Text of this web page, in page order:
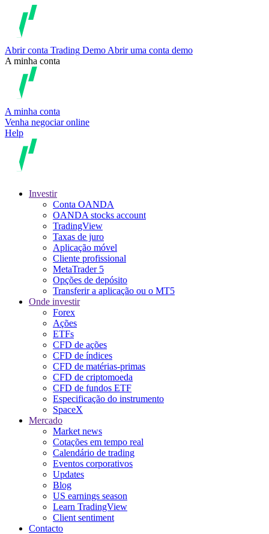
Abrir conta Trading Demo Abrir uma conta demo
A minha conta
A minha conta
Venha negociar online
Help
Investir
Conta OANDA
OANDA stocks account
TradingView
Taxas de juro
Aplicação móvel
Cliente profissional
MetaTrader 5
Opções de depósito
Transferir a aplicação ou o MT5
Onde investir
Forex
Ações
ETFs
CFD de ações
CFD de índices
CFD de matérias-primas
CFD de criptomoeda
CFD de fundos ETF
Especificação do instrumento
SpaceX
Mercado
Market news
Cotações em tempo real
Calendário de trading
Eventos corporativos
Updates
Blog
US earnings season
Learn TradingView
Client sentiment
Contacto